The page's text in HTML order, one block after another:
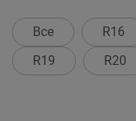
Все R16
R19
R20